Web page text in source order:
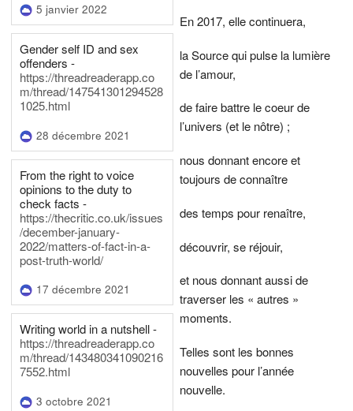
5 janvier 2022
Gender self ID and sex
offenders -
https://threadreaderapp.co
m/thread/147541301294528
1025.html
28 décembre 2021
From the right to voice
opinions to the duty to
check facts -
https://thecritic.co.uk/issues
/december-january-
2022/matters-of-fact-in-a-
post-truth-world/
17 décembre 2021
Writing world in a nutshell -
https://threadreaderapp.co
m/thread/143480341090216
7552.html
3 octobre 2021
En 2017, elle continuera,
la Source qui pulse la lumière
de l’amour,
de faire battre le coeur de
l’univers (et le nôtre) ;
nous donnant encore et
toujours de connaître
des temps pour renaître,
découvrir, se réjouir,
et nous donnant aussi de
traverser les « autres »
moments.
Telles sont les bonnes
nouvelles pour l’année
nouvelle.